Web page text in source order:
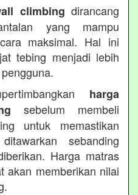
climbing dirancang
yang mampu
maksimal. Hal ini
tebing menjadi lebih
harga
sebelum membeli
untuk memastikan
sebanding
Harga matras
akan memberikan nilai